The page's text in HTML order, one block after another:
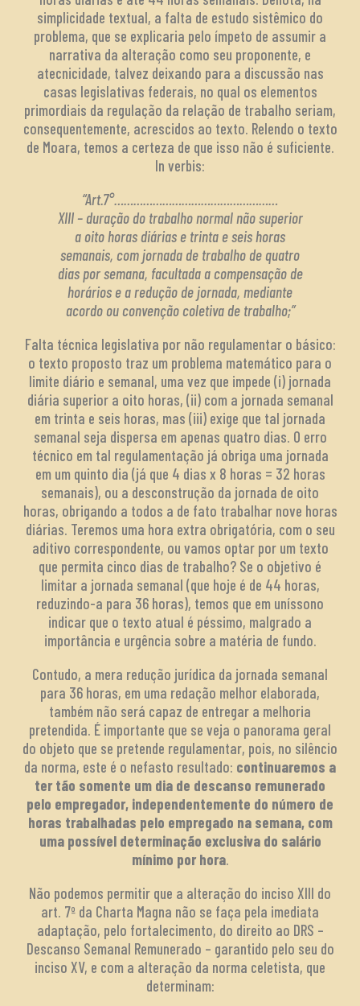
simplicidade textual, a falta de estudo sistêmico do
problema, que se explicaria pelo ímpeto de assumir a
narrativa da alteração como seu proponente, e
atecnicidade, talvez deixando para a discussão nas
casas legislativas federais, no qual os elementos
primordiais da regulação da relação de trabalho seriam,
consequentemente, acrescidos ao texto. Relendo o texto
de Moara, temos a certeza de que isso não é suficiente.
In verbis:
“Art.7°……………………………………………
XIII – duração do trabalho normal não superior
a oito horas diárias e trinta e seis horas
semanais, com jornada de trabalho de quatro
dias por semana, facultada a compensação de
horários e a redução de jornada, mediante
acordo ou convenção coletiva de trabalho;”
Falta técnica legislativa por não regulamentar o básico:
o texto proposto traz um problema matemático para o
limite diário e semanal, uma vez que impede (i) jornada
diária superior a oito horas, (ii) com a jornada semanal
em trinta e seis horas, mas (iii) exige que tal jornada
semanal seja dispersa em apenas quatro dias. O erro
técnico em tal regulamentação já obriga uma jornada
em um quinto dia (já que 4 dias x 8 horas = 32 horas
semanais), ou a desconstrução da jornada de oito
horas, obrigando a todos a de fato trabalhar nove horas
diárias. Teremos uma hora extra obrigatória, com o seu
aditivo correspondente, ou vamos optar por um texto
que permita cinco dias de trabalho? Se o objetivo é
limitar a jornada semanal (que hoje é de 44 horas,
reduzindo-a para 36 horas), temos que em uníssono
indicar que o texto atual é péssimo, malgrado a
importância e urgência sobre a matéria de fundo.
Contudo, a mera redução jurídica da jornada semanal
para 36 horas, em uma redação melhor elaborada,
também não será capaz de entregar a melhoria
pretendida. É importante que se veja o panorama geral
do objeto que se pretende regulamentar, pois, no silêncio
da norma, este é o nefasto resultado: continuaremos a
ter tão somente um dia de descanso remunerado
pelo empregador, independentemente do número de
horas trabalhadas pelo empregado na semana, com
uma possível determinação exclusiva do salário
mínimo por hora.
Não podemos permitir que a alteração do inciso XIII do
art. 7º da Charta Magna não se faça pela imediata
adaptação, pelo fortalecimento, do direito ao DRS –
Descanso Semanal Remunerado – garantido pelo seu do
inciso XV, e com a alteração da norma celetista, que
determinam: